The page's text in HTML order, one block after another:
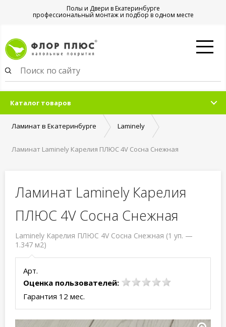
Полы и Двери в Екатеринбурге
профессиональный монтаж и подбор в одном месте
Каталог товаров
Ламинат в Екатеринбурге Laminely
Ламинат Laminely Карелия ПЛЮС 4V Сосна Снежная
Ламинат Laminely Карелия
ПЛЮС 4V Сосна Снежная
Laminely Карелия ПЛЮС 4V Сосна Снежная (1 уп. —
1.347 м2)
Арт.
Оценка пользователей:
Гарантия 12 мес.